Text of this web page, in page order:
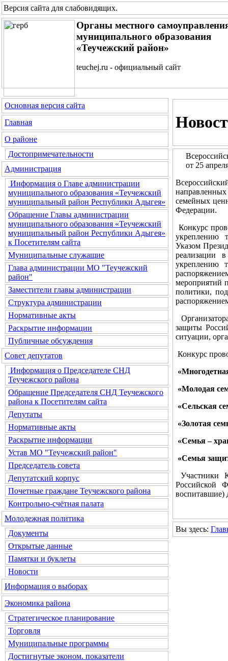
Версия сайта для слабовидящих.
Органы местного
муниципального образования
«Теучежский район»
teuchej.ru - официальный сайт
Основная версия сайта
Главная
О районе
Достопримечательности
Администрация
Информация о Главе администрации
муниципального образования «Теучежский
муниципальный район Республики Адыгея»
Обращение Главы администрации
муниципального образования «Теучежский
муниципальный район Республики Адыгея»
к Посетителям сайта
Муниципальные служащие
Глава администрации МО "Теучежский
район"
Заместители главы администрации
Структура администрации
Нормативные акты
Раскрытие информации
Публичные обсуждения
Совет депутатов
Информация о Председателе СНД
Теучежского района
Обращение Председателя СНД Теучежского
района к Посетителям сайта
Депутаты
Нормативные акты
Раскрытие информации
Устав МО "Теучежский район"
Председатель совета
Депутатский корпус
Почетные граждане Теучежского района
Контрольно-счётная палата
Молодежная политика
Документы
Открытые данные
Памятки и буклеты
Новости
Информация о выборах
Экономика района
Стратегическое планирование
Торговля
Муниципальные программы
Достигнутые эконом. показатели
от 25
семейных
Федерации.
Конкурс
укреплению
Указом
реализации
укреплению
мероприятий
политики,
защиты
ситуации,
Конкурс
«Молодая
«Сельская
«Золотая
«Семья –
«Семья
Участники
Российской
воспитавшие)
Вы здесь: